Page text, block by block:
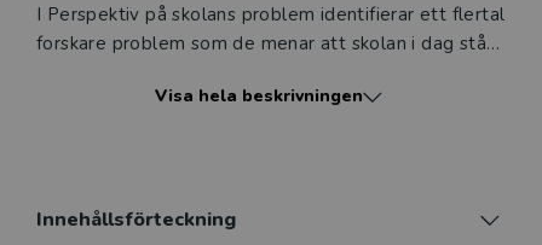
I Perspektiv på skolans problem identifierar ett flertal
forskare problem som de menar att skolan i dag står
demokrati, rasism, språkplikt, skolvåld, betyg,
Visa hela beskrivningen
Innehållsförteckning